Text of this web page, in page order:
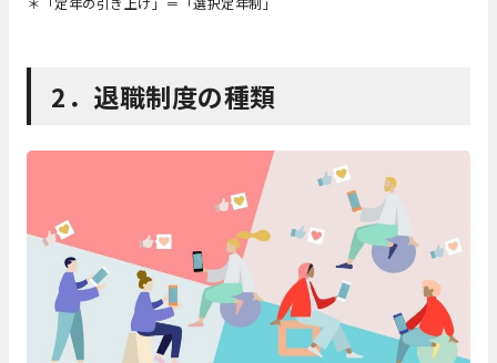
2．退職制度の種類